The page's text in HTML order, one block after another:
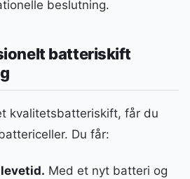
beslutning.
batteriskift
kvalitetsbatteriskift, får du
Du får:
Med et nyt batteri og